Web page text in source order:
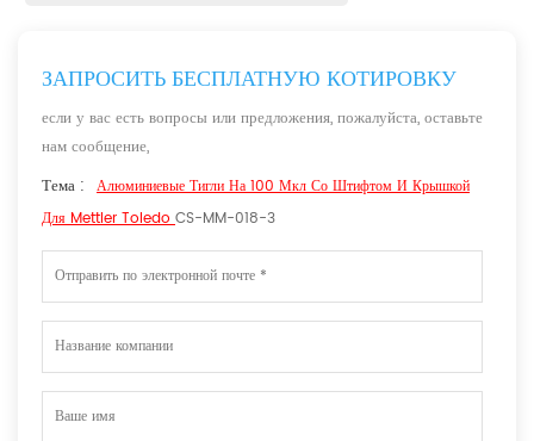
ЗАПРОСИТЬ БЕСПЛАТНУЮ КОТИРОВКУ
если у вас есть вопросы или предложения, пожалуйста, оставьте
нам сообщение,
Тема : Алюминиевые Тигли На 100 Мкл Со Штифтом И Крышкой
Для Mettler ToledoCS-MM-018-3